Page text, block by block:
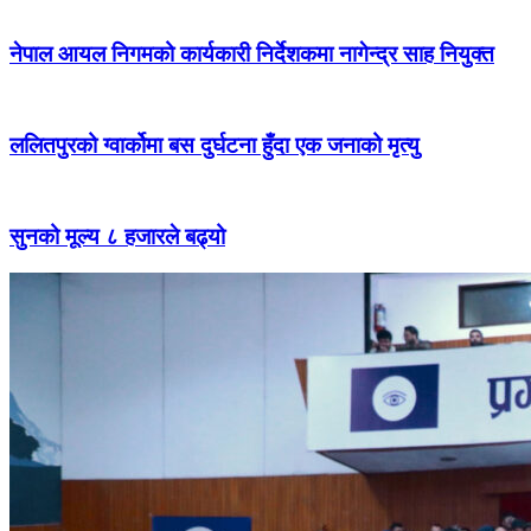
नेपाल आयल निगमको कार्यकारी निर्देशकमा नागेन्द्र साह नियुक्त
ललितपुरको ग्वार्कोमा बस दुर्घटना हुँदा एक जनाको मृत्यु
सुनको मूल्य ८ हजारले बढ्यो